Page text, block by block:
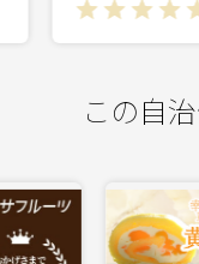
この自